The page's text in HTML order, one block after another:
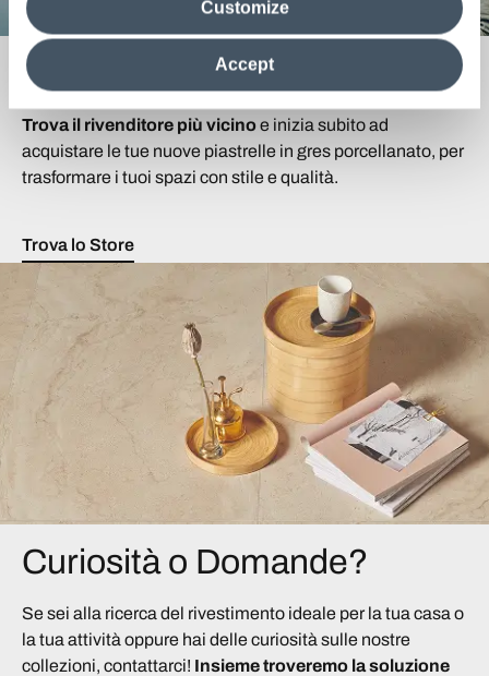
information in their possession. By closing this banner,
clicking on "Reject", it will be possible tocontinue browsing
the site after installing only technical cookies. For more
information see the
Cookie Policy
Accept
Customize
Cerchi un Rivenditore?
Trova il rivenditore più vicinoe inizia subito ad
acquistare le tue nuove piastrelle in gres porcellanato, per
trasformare i tuoi spazi con stile e qualità.
Trova lo Store
Curiosità o Domande?
Se sei alla ricerca del rivestimento ideale per la tua casa o
la tua attività oppure hai delle curiosità sulle nostre
collezioni, contattarci! Insieme troveremo la soluzione